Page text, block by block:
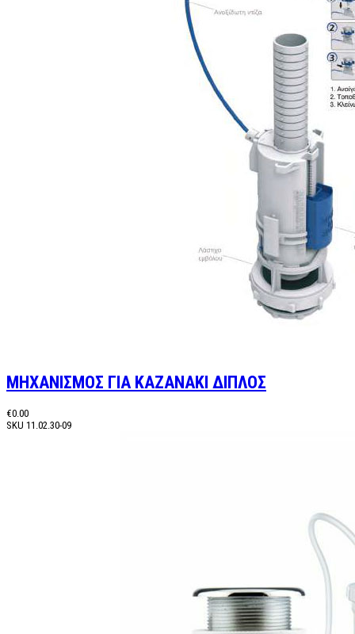
ΜΗΧΑΝΙΣΜΟΣ ΓΙΑ ΚΑΖΑΝΑΚΙ ΔΙΠΛΟΣ
€0.00
SKU 11.02.30-09